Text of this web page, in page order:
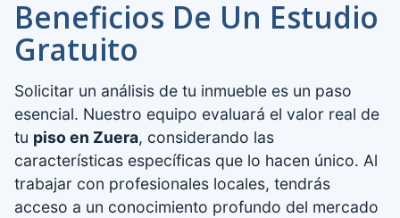
Beneficios De Un Estudio
Gratuito
Solicitar un análisis de tu inmueble es un paso
esencial. Nuestro equipo evaluará el valor real de
tu piso en Zuera, considerando las
características específicas que lo hacen único. Al
trabajar con profesionales locales, tendrás
acceso a un conocimiento profundo del mercado